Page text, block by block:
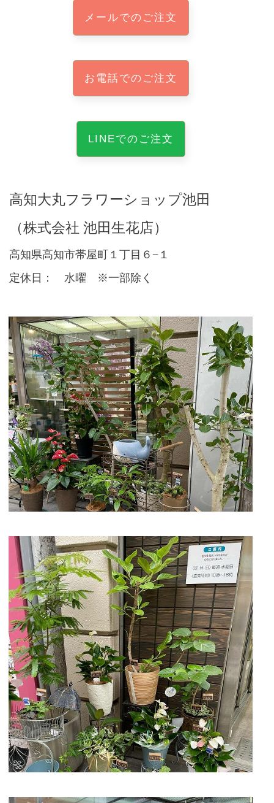
メールでのご注文
お電話でのご注文
LINEでのご注文
高知大丸フラワーショップ池田
（株式会社 池田生花店）
高知県高知市帯屋町１丁目６−１
定休日： 水曜 ※一部除く